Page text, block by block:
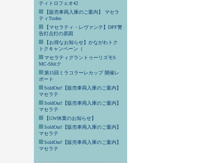
ティトロフェオ42
【販売車両入庫のご案内】 マセラ
ティTrofeo
【マセラティ・レヴァンテ】DPF警
告灯点灯の原因
【お得なお知らせ】かながわトク
トクキャンペーン（
マセラティグラントゥーリズモS
MC-Shitク
第15回ミラコラーレカップ 開催レ
ポート
SoldOut!【販売車両入庫のご案内】
マセラテ
SoldOut!【販売車両入庫のご案内】
マセラテ
【GW休業のお知らせ】
SoldOut!【販売車両入庫のご案内】
マセラテ
SoldOut!【販売車両入庫のご案内】
マセラテ